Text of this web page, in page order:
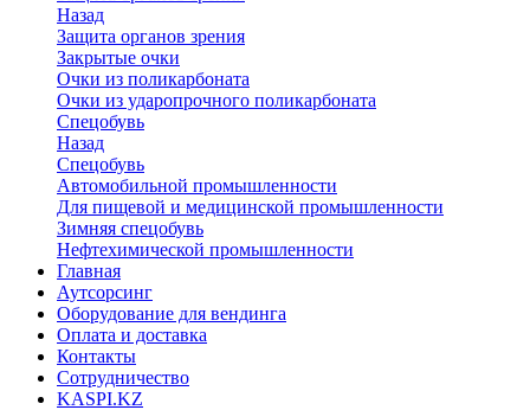
Назад
Защита органов зрения
Закрытые очки
Очки из поликарбоната
Очки из ударопрочного поликарбоната
Спецобувь
Назад
Спецобувь
Автомобильной промышленности
Для пищевой и медицинской промышленности
Зимняя спецобувь
Нефтехимической промышленности
Главная
Аутсорсинг
Оборудование для вендинга
Оплата и доставка
Контакты
Сотрудничество
KASPI.KZ